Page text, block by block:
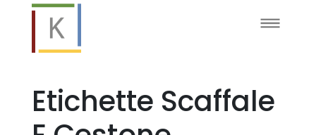
Etichette Scaffale